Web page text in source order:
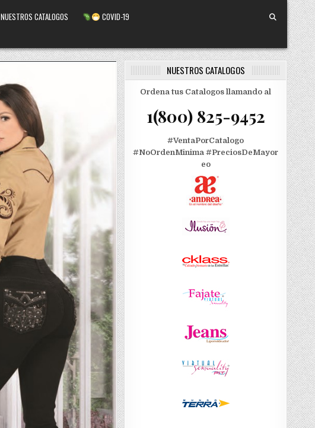
NUESTROS CATALOGOS COVID-19
NUESTROS CATALOGOS
Ordena tus Catalogos llamando al
1(800) 825-9452
#VentaPorCatalogo
#NoOrdenMinima #PreciosDeMayor
eo